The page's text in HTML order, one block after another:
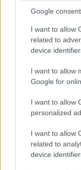
Google
I want to allow
related to
device
I want to allow
Google for
I want to allow
personalized
I want to allow
related to
device